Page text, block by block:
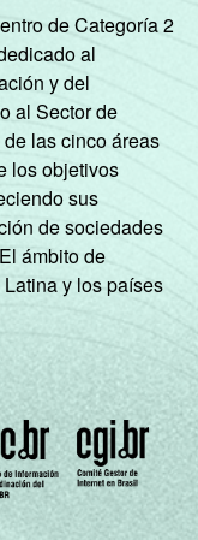
de Categoría 2
al
y del
al Sector de
las cinco áreas
los objetivos
sus
de sociedades
ámbito de
y los países